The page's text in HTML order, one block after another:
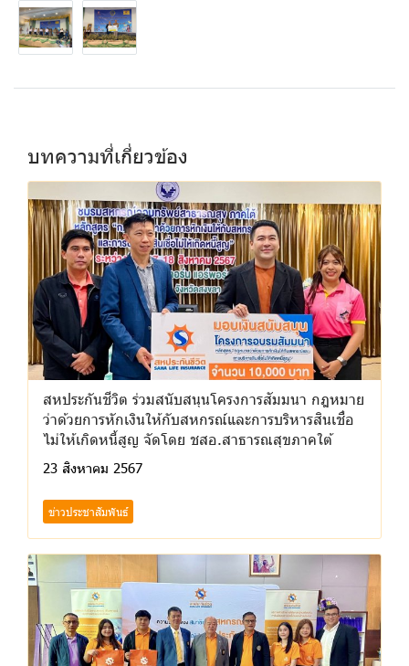
บทความที่เกี่ยวข้อง
สหประกันชีวิต ร่วมสนับสนุนโครงการสัมมนา กฎหมาย
ว่าด้วยการหักเงินให้กับสหกรณ์และการบริหารสินเชื่อ
ไม่ให้เกิดหนี้สูญ จัดโดย ชสอ.สาธารณสุขภาคใต้
23 สิงหาคม 2567
ข่าวประชาสัมพันธ์